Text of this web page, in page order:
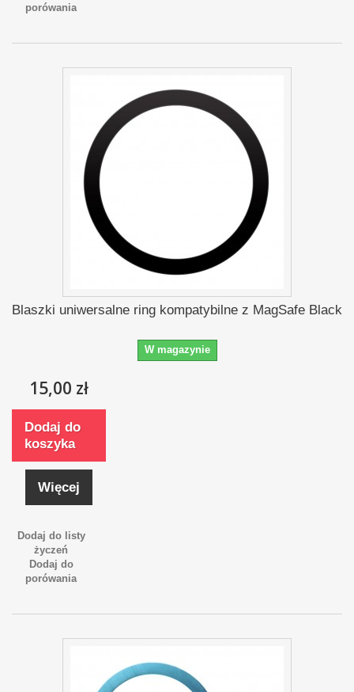
porówania
Blaszki uniwersalne ring kompatybilne z MagSafe Black
W magazynie
15,00 zł
Dodaj do
koszyka
Więcej
Dodaj do listy
życzeń
Dodaj do
porówania